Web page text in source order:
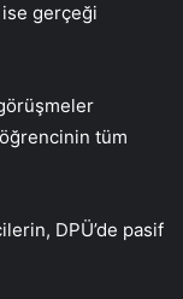
gerçeği
tüm
DPÜ’de pasif